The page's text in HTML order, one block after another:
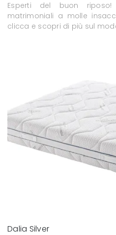
Esperti del buon
matrimoniali a molle
clicca e scopri di più sul
Dalia Silver